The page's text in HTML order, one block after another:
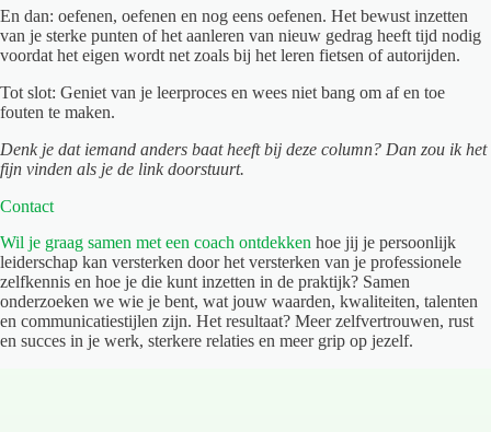
En dan: oefenen, oefenen en nog eens oefenen. Het bewust inzetten
van je sterke punten of het aanleren van nieuw gedrag heeft tijd nodig
voordat het eigen wordt net zoals bij het leren fietsen of autorijden.
Tot slot: Geniet van je leerproces en wees niet bang om af en toe
fouten te maken.
Denk je dat iemand anders baat heeft bij deze column? Dan zou ik het
fijn vinden als je de link doorstuurt.
Contact
Wil je graag samen met een coach ontdekken hoe jij je persoonlijk
leiderschap kan versterken door het versterken van je professionele
zelfkennis en hoe je die kunt inzetten in de praktijk? Samen
onderzoeken we wie je bent, wat jouw waarden, kwaliteiten, talenten
en communicatiestijlen zijn. Het resultaat? Meer zelfvertrouwen, rust
en succes in je werk, sterkere relaties en meer grip op jezelf.